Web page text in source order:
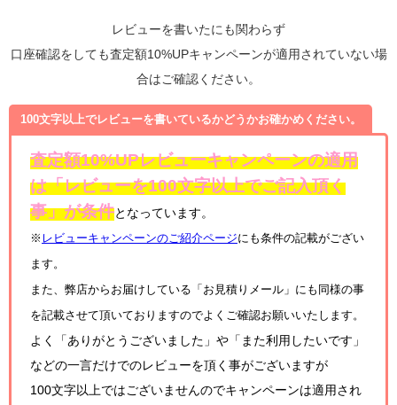
レビューを書いたにも関わらず
口座確認をしても査定額10%UPキャンペーンが適用されていない場
合はご確認ください。
100文字以上でレビューを書いているかどうかお確かめください。
査定額10%UPレビューキャンペーンの適用
は「レビューを100文字以上でご記入頂く
事」が条件となっています。
※ レビューキャンペーンのご紹介ページにも条件の記載がござい
ます。
また、弊店からお届けしている「お見積りメール」にも同様の事
を記載させて頂いておりますのでよくご確認お願いいたします。
よく「ありがとうございました」や「また利用したいです」
などの一言だけでのレビューを頂く事がございますが
100文字以上ではございませんのでキャンペーンは適用され